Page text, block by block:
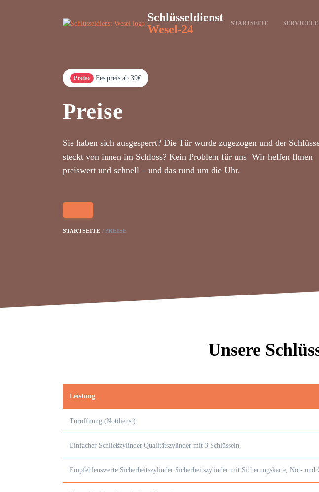
Schlüsseldienst
Wesel-24
STARTSEITE
Preise Festpreis ab 39€
Preise
Sie haben sich ausgesperrt? Die Tür wurde zugezogen und der
steckt von innen im Schloss? Kein Problem für uns! Wir helfen Ihnen
preiswert und schnell – und das rund um die Uhr.
STARTSEITE PREISE
Unsere
Leistung
Türoffnung (Notdienst)
Einfacher Schließzylinder Qualitätszylinder mit 3 Schlüsseln.
Empfehlenswerte Sicherheitszylinder Sicherheitszylinder mit Sicherungskarte, Not-